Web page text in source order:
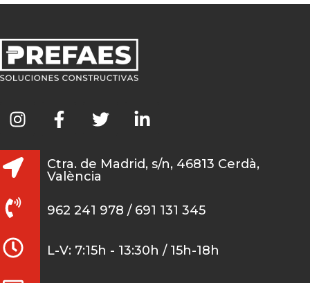
Ctra. de Madrid, s/n, 46813 Cerdà,
València
962 241 978 / 691 131 345
L-V: 7:15h - 13:30h / 15h-18h